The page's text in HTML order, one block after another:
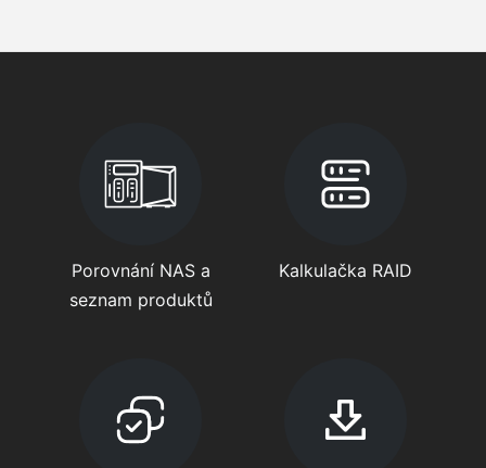
Porovnání NAS a
seznam produktů
Kalkulačka RAID